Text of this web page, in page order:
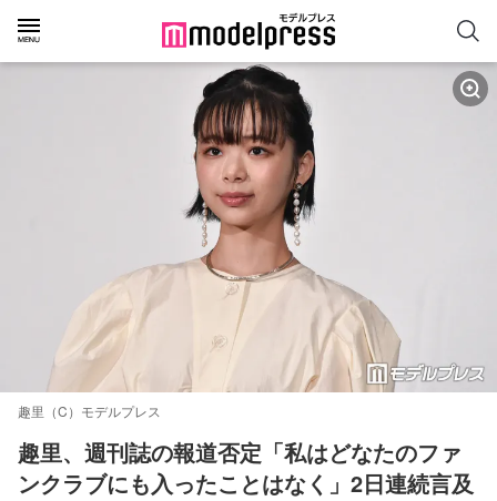
趣里（C）モデルプレス
趣里、週刊誌の報道否定「私はどなたのファ
ンクラブにも入ったことはなく」2日連続言及